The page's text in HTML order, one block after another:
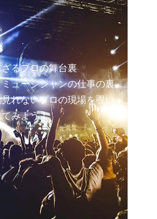
るプロの舞台裏
ュージシャンの仕事の裏
れないプロの現場を覗い
てみよう！